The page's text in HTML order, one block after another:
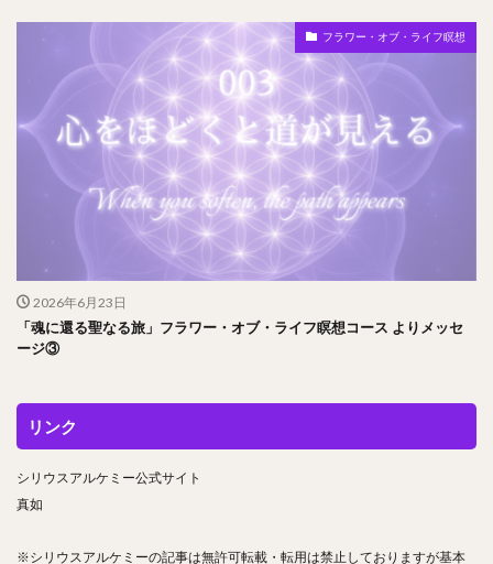
フラワー・オブ・ライフ瞑想
2026年6月23日
「魂に還る聖なる旅」フラワー・オブ・ライフ瞑想コース よりメッセ
ージ③
リンク
シリウスアルケミー公式サイト
真如
※シリウスアルケミーの記事は無許可転載・転用は禁止しておりますが基本